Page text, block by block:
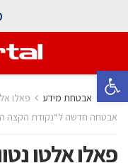
פתח סרגל נגישות
בית אבטחת מידע
אבטחה חדשה ל“נקודת הקצה